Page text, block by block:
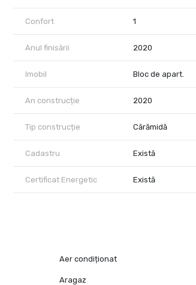
Confort 1
Anul finisării 2020
Imobil Bloc de apart.
An construcție 2020
Tip construcție Cărămidă
Cadastru Există
Certificat Energetic Există
Aer condiționat
Aragaz